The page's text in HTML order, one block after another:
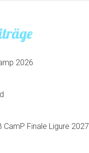
2026
CamP Finale Ligure 2027